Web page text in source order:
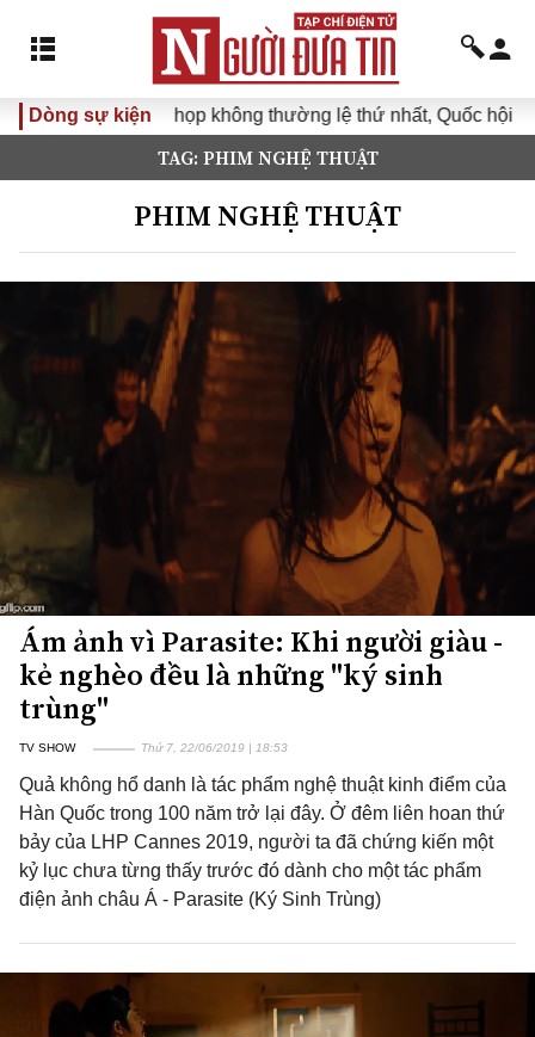
Dòng sự kiệnKỳ họp không thường lệ thứ nhất, Quốc hội khóa
TAG: PHIM NGHỆ THUẬT
PHIM NGHỆ THUẬT
Ám ảnh vì Parasite: Khi người giàu -
kẻ nghèo đều là những "ký sinh
trùng"
TV SHOW Thứ 7, 22/06/2019 | 18:53
Quả không hổ danh là tác phẩm nghệ thuật kinh điểm của
Hàn Quốc trong 100 năm trở lại đây. Ở đêm liên hoan thứ
bảy của LHP Cannes 2019, người ta đã chứng kiến một
kỷ lục chưa từng thấy trước đó dành cho một tác phẩm
điện ảnh châu Á - Parasite (Ký Sinh Trùng)